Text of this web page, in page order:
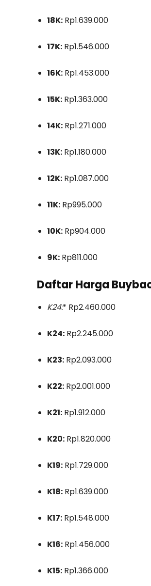
18K: Rp1.639.000
17K: Rp1.546.000
16K: Rp1.453.000
15K: Rp1.363.000
14K: Rp1.271.000
13K: Rp1.180.000
12K: Rp1.087.000
11K: Rp995.000
10K: Rp904.000
9K: Rp811.000
Daftar Harga
K24:* Rp2.460.000
K24: Rp2.245.000
K23: Rp2.093.000
K22: Rp2.001.000
K21: Rp1.912.000
K20: Rp1.820.000
K19: Rp1.729.000
K18: Rp1.639.000
K17: Rp1.548.000
K16: Rp1.456.000
K15: Rp1.366.000